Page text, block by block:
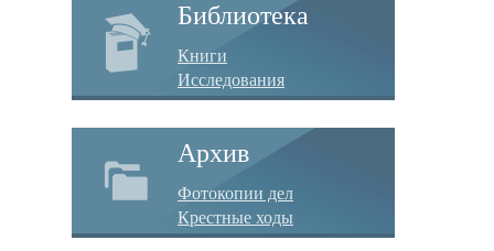
Библиотека
Книги
Исследования
Архив
Фотокопии дел
Крестные ходы